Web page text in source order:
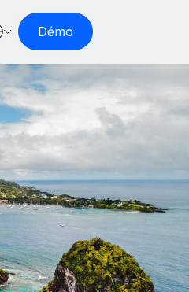
Démo